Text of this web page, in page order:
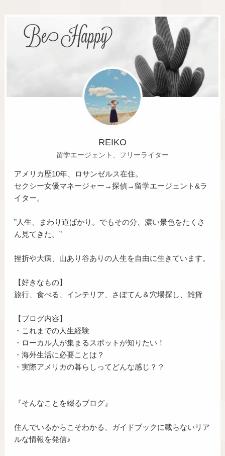
REIKO
留学エージェント、フリーライター
アメリカ歴10年、ロサンゼルス在住。
セクシー女優マネージャー→探偵→留学エージェント&ラ
イター。
”人生、まわり道ばかり。でもその分、濃い景色をたくさ
ん見てきた。”
挫折や大病、山あり谷ありの人生を自由に生きています。
【好きなもの】
旅行、食べる、インテリア、さぼてん＆穴場探し、雑貨
【ブログ内容】
・これまでの人生経験
・ローカル人が集まるスポットが知りたい！
・海外生活に必要ことは？
・実際アメリカの暮らしってどんな感じ？？
『そんなことを綴るブログ』
住んでいるからこそわかる、ガイドブックに載らないリア
ルな情報を発信♪